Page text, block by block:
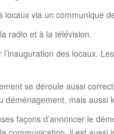
locaux via un communiqué
radio et à la télévision.
des locaux.
se déroule aussi
déménagement, mais aussi
façons d’annoncer le